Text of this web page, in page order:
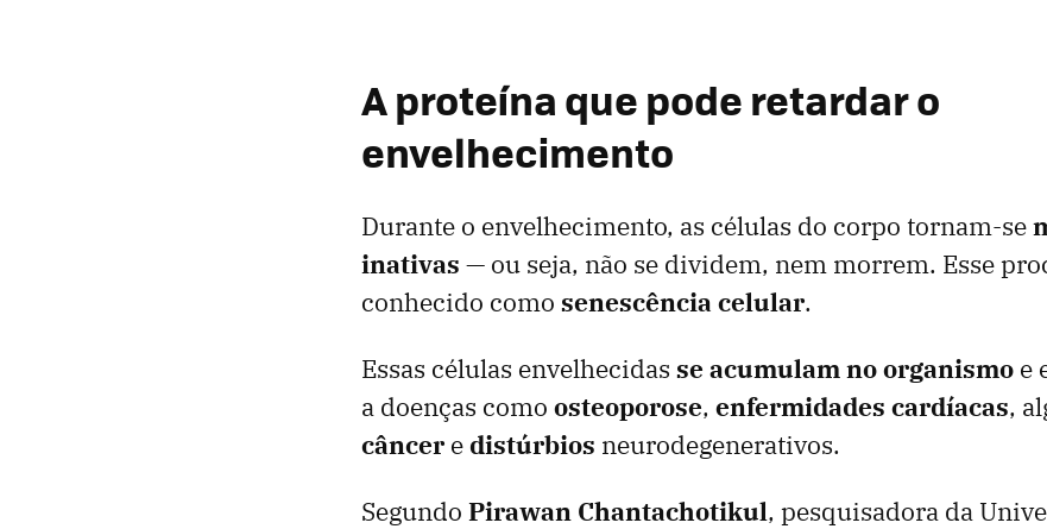
A proteína que pode retardar o
envelhecimento
Durante o envelhecimento, as células do corpo tornam-se
inativas — ou seja, não se dividem, nem morrem. Esse
conhecido como senescência celular.
Essas células envelhecidas se acumulam no organismo e
a doenças como osteoporose, enfermidades cardíacas,
câncer edistúrbios neurodegenerativos.
Segundo Pirawan Chantachotikul, pesquisadora da